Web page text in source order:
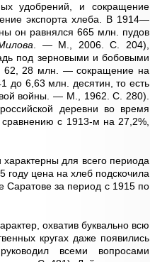
удобрений, и сокращение
экспорта хлеба. В 1914—
он равнялся 665 млн. пудов
. — М., 2006. С. 204),
под зерновыми и бобовыми
62, 28 млн. — сокращение на
до 6,63 млн. десятин, то есть
войны. — М., 1962. С. 280).
деревни во время
с 1913-м на 27,2%,
для всего периода
цена на хлеб подскочила
Саратове за период с 1915 по
охватив буквально всю
кругах даже появились
всеми вопросами